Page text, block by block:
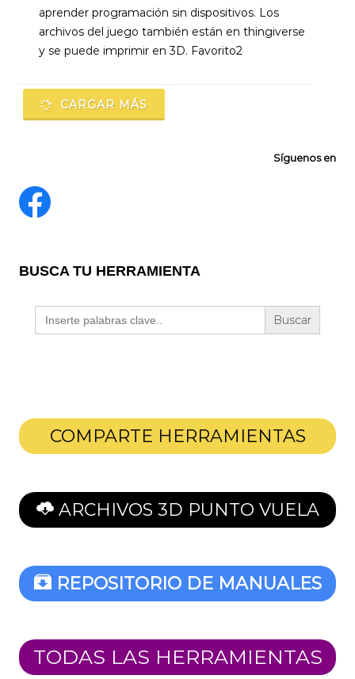
aprender programación sin dispositivos. Los
archivos del juego también están en thingiverse
y se puede imprimir en 3D. Favorito2
CARGAR MÁS
Síguenos en
BUSCA TU HERRAMIENTA
Buscar:
COMPARTE HERRAMIENTAS
ARCHIVOS 3D PUNTO VUELA
REPOSITORIO DE MANUALES
TODAS LAS HERRAMIENTAS